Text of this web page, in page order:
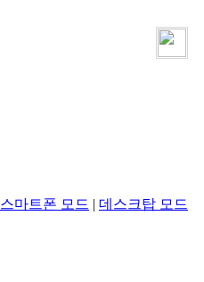
스마트폰 모드 | 데스크탑 모드